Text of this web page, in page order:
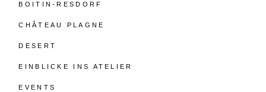
BOITIN-RESDORF
CHÂTEAU PLAGNE
DESERT
EINBLICKE INS ATELIER
EVENTS